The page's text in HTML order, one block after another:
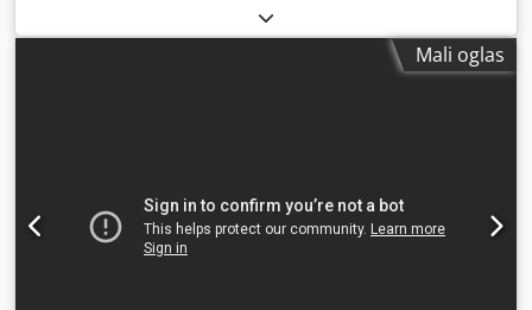
mm Priključak za izvlačenje na pritnoj letvi: 1 kom. 160 mm
Minimalna radna temperatura: +5°C Maksimalna radna
temperatura: +35°C Dužina reza: 3200 mm Širina reza:
Djdpfsyyzpaox Abxsck dužina stolova 2,2 m 7 hvatača
pneumatski izvlačivi graničnici za sečenje furniranih ploča
agregat za ugaono sečenje snaga glavnog motora 18 kW
Mali oglas